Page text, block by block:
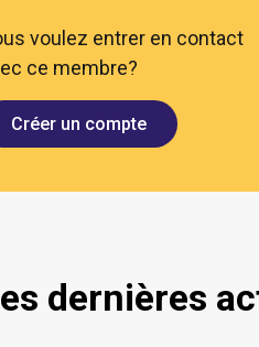
voulez entrer en contact
ce membre?
Créer un compte
dernières